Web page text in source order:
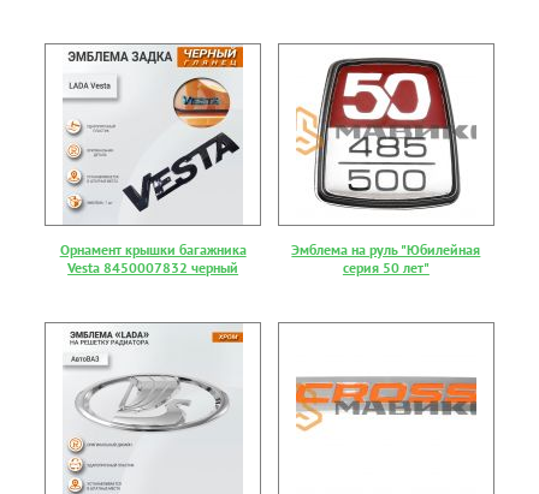
Орнамент крышки багажника
Vesta 8450007832 черный
Эмблема на руль "Юбилейная
серия 50 лет"